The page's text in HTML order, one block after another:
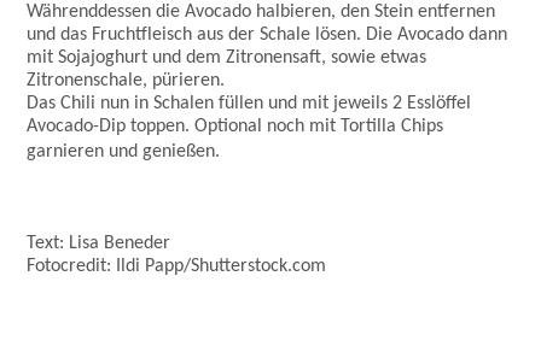
Währenddessen die Avocado halbieren, den Stein entfernen
und das Fruchtfleisch aus der Schale lösen. Die Avocado dann
mit Sojajoghurt und dem Zitronensaft, sowie etwas
Zitronenschale, pürieren.
Das Chili nun in Schalen füllen und mit jeweils 2 Esslöffel
Avocado-Dip toppen. Optional noch mit Tortilla Chips
garnieren und genießen.
Text: Lisa Beneder
Fotocredit: Ildi Papp/Shutterstock.com